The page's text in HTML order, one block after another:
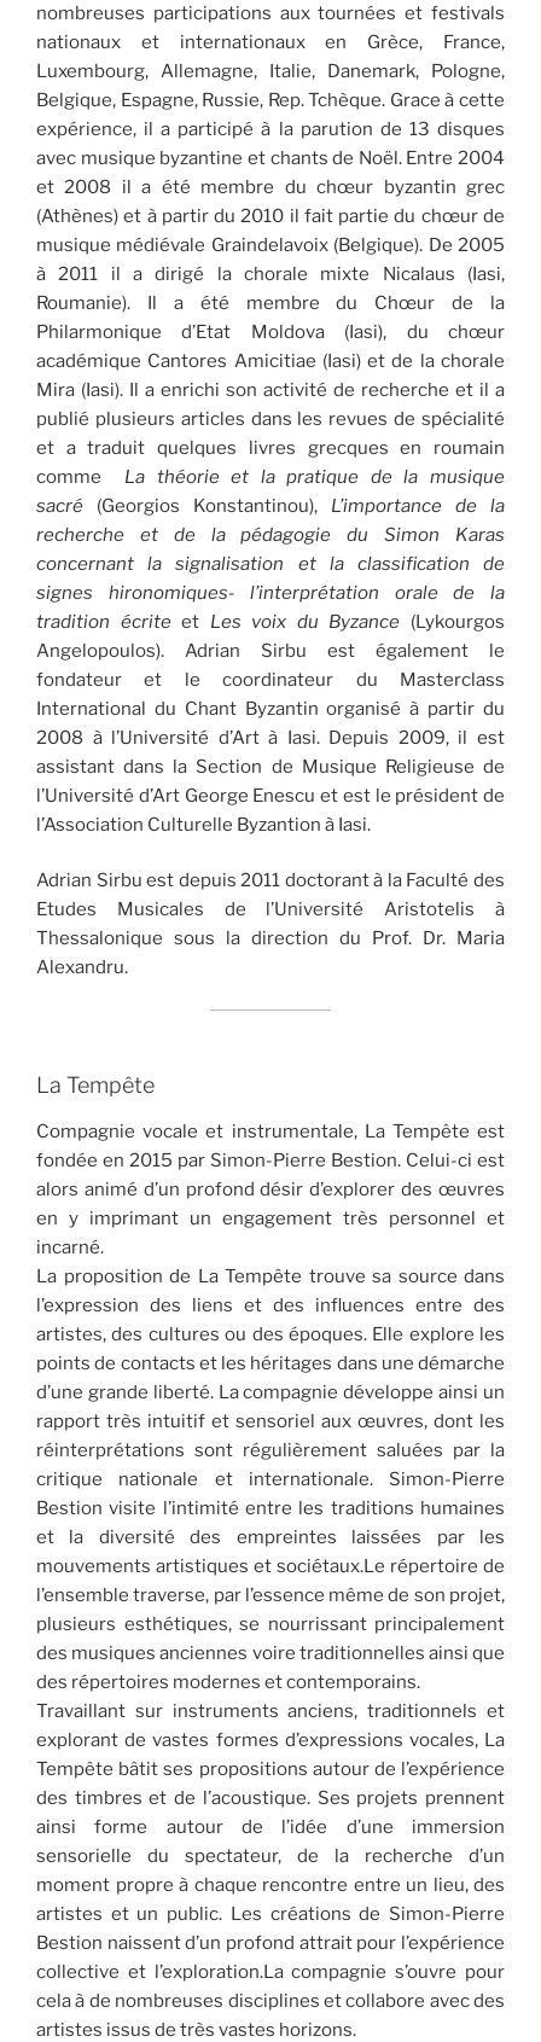
nombreuses participations aux tournées et festivals
nationaux et internationaux en Grèce, France,
Luxembourg, Allemagne, Italie, Danemark, Pologne,
Belgique, Espagne, Russie, Rep. Tchèque. Grace à cette
expérience, il a participé à la parution de 13 disques
avec musique byzantine et chants de Noël. Entre 2004
et 2008 il a été membre du chœur byzantin grec
(Athènes) et à partir du 2010 il fait partie du chœur de
musique médiévale Graindelavoix (Belgique). De 2005
à 2011 il a dirigé la chorale mixte Nicalaus (Iasi,
Roumanie). Il a été membre du Chœur de la
Philarmonique d’Etat Moldova (Iasi), du chœur
académique Cantores Amicitiae (Iasi) et de la chorale
Mira (Iasi). Il a enrichi son activité de recherche et il a
publié plusieurs articles dans les revues de spécialité
et a traduit quelques livres grecques en roumain
comme
La théorie et la pratique de la musique
sacré (Georgios Konstantinou), L’importance de la
recherche et de la pédagogie du Simon Karas
concernant la signalisation et la classification de
signes hironomiques- l’interprétation orale de la
tradition écriteet Les voix du Byzance (Lykourgos
Angelopoulos). Adrian Sirbu est également le
fondateur et le coordinateur du Masterclass
International du Chant Byzantin organisé à partir du
2008 à l’Université d’Art à Iasi. Depuis 2009, il est
assistant dans la Section de Musique Religieuse de
l’Université d’Art George Enescu et est le président de
l’Association Culturelle Byzantion à Iasi.
Adrian Sirbu est depuis 2011 doctorant à la Faculté des
Etudes Musicales de l’Université Aristotelis à
Thessalonique sous la direction du Prof. Dr. Maria
Alexandru.
La Tempête
Compagnie vocale et instrumentale, La Tempête est
fondée en 2015 par Simon-Pierre Bestion. Celui-ci est
alors animé d’un profond désir d’explorer des œuvres
en y imprimant un engagement très personnel et
incarné.
La proposition de La Tempête trouve sa source dans
l’expression des liens et des influences entre des
artistes, des cultures ou des époques. Elle explore les
points de contacts et les héritages dans une démarche
d’une grande liberté. La compagnie développe ainsi un
rapport très intuitif et sensoriel aux œuvres, dont les
réinterprétations sont régulièrement saluées par la
critique nationale et internationale. Simon-Pierre
Bestion visite l’intimité entre les traditions humaines
et la diversité des empreintes laissées par les
mouvements artistiques et sociétaux.Le répertoire de
l’ensemble traverse, par l’essence même de son projet,
plusieurs esthétiques, se nourrissant principalement
des musiques anciennes voire traditionnelles ainsi que
des répertoires modernes et contemporains.
Travaillant sur instruments anciens, traditionnels et
explorant de vastes formes d’expressions vocales, La
Tempête bâtit ses propositions autour de l’expérience
des timbres et de l’acoustique. Ses projets prennent
ainsi forme autour de l’idée d’une immersion
sensorielle du spectateur, de la recherche d’un
moment propre à chaque rencontre entre un lieu, des
artistes et un public. Les créations de Simon-Pierre
Bestion naissent d’un profond attrait pour l’expérience
collective et l’exploration.La compagnie s’ouvre pour
cela à de nombreuses disciplines et collabore avec des
artistes issus de très vastes horizons.